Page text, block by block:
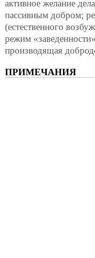
активное желание
пассивным добром;
(естественного
режим
производящая
ПРИМЕЧАНИЯ